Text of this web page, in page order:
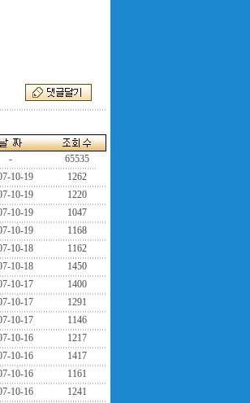
-
65535
10-19
1262
10-19
1220
10-19
1047
10-19
1168
10-18
1162
10-18
1450
10-17
1400
10-17
1291
10-17
1146
10-16
1217
10-16
1417
10-16
1161
10-16
1241